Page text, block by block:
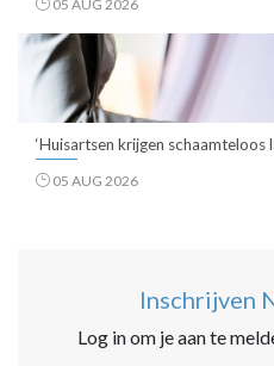
05 AUG 2026
‘Huisartsen krijgen schaamteloos
05 AUG 2026
Inschrijven
Log in om je aan te